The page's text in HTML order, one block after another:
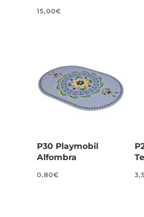
15,00€
P30 Playmobil
Alfombra
0,80€